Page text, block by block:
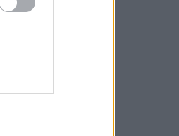
Ένα
είναι
και το